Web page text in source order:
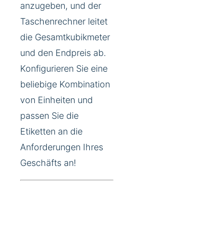
anzugeben, und der
Taschenrechner leitet
die Gesamtkubikmeter
und den Endpreis ab.
Konfigurieren Sie eine
beliebige Kombination
von Einheiten und
passen Sie die
Etiketten an die
Anforderungen Ihres
Geschäfts an!